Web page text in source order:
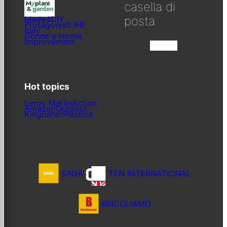
Made4DIY
Protagonisti IHF
Italy
Donne e Home
Improvement
Hot topics
Leroy MerlinAction
AmazonOutdoor
KingfisherPlastica
casella di
posta
SAGA TEN INTERNATIONAL
BRICOLIAMO